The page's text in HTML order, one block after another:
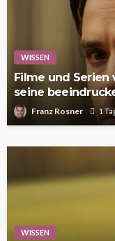
WISSEN
Filme und Serien
seine
Franz Rosner 1
WISSEN